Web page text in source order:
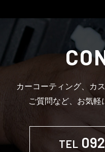
カーコーティング、カ
ご質問など、お気軽
TEL